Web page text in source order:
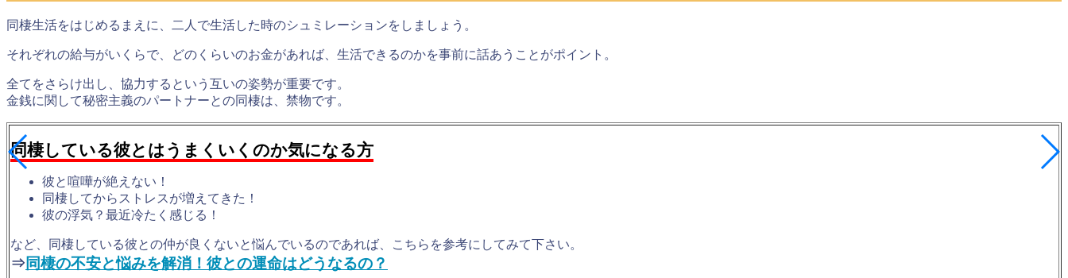
同棲生活をはじめるまえに、二人で生活した時のシュミレーションをしましょう。
それぞれの給与がいくらで、どのくらいのお金があれば、生活できるのかを事前に話あうことがポイント。
全てをさらけ出し、協力するという互いの姿勢が重要です。
金銭に関して秘密主義のパートナーとの同棲は、禁物です。
同棲している彼とはうまくいくのか気になる方
彼と喧嘩が絶えない！
同棲してからストレスが増えてきた！
彼の浮気？最近冷たく感じる！
など、同棲している彼との仲が良くないと悩んでいるのであれば、こちらを参考にしてみて下さい。
⇒同棲の不安と悩みを解消！彼との運命はどうなるの？